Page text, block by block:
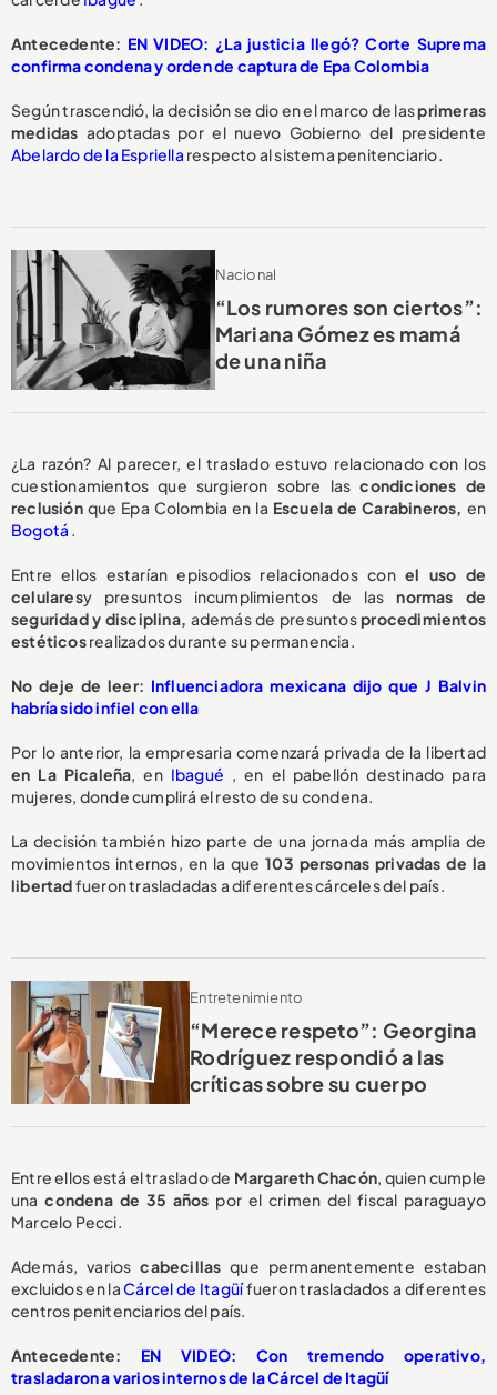
Antecedente: EN VIDEO: ¿La justicia llegó? Corte Suprema
confirma condena y orden de captura de Epa Colombia
Según trascendió, la decisión se dio en el marco de lasprimeras
medidas adoptadas por el nuevo Gobierno del presidente
Abelardo de la Espriella respecto al sistema penitenciario.
Nacional
“Los rumores son ciertos”:
Mariana Gómez es mamá
de una niña
¿La razón? Al parecer, el traslado estuvo relacionado con los
cuestionamientos que surgieron sobre lascondiciones de
reclusiónque Epa Colombia en la Escuela de Carabineros, en
Bogotá .
Entre ellos estarían episodios relacionados conel uso de
celularesy presuntos incumplimientos de lasnormas de
seguridad y disciplina, además de presuntosprocedimientos
estéticosrealizados durante su permanencia.
No deje de leer: Influenciadora mexicana dijo que J Balvin
habría sido infiel con ella
Por lo anterior, la empresaria comenzará privada de la libertad
en La Picaleña, en Ibagué , en el pabellón destinado para
mujeres, donde cumplirá el resto de su condena.
La decisión también hizo parte de una jornada más amplia de
movimientos internos, en la que103 personas privadas de la
libertadfueron trasladadas a diferentes cárceles del país.
Entretenimiento
“Merece respeto”: Georgina
Rodríguez respondió a las
críticas sobre su cuerpo
Entre ellos está el traslado de Margareth Chacón, quien cumple
unacondena de 35 años por el crimen del fiscal paraguayo
Marcelo Pecci.
Además, varios cabecillasque permanentemente estaban
excluidos en laCárcel de Itagüífueron trasladados a diferentes
centros penitenciarios del país.
Antecedente: EN VIDEO: Con tremendo operativo,
trasladaron a varios internos de la Cárcel de Itagüí